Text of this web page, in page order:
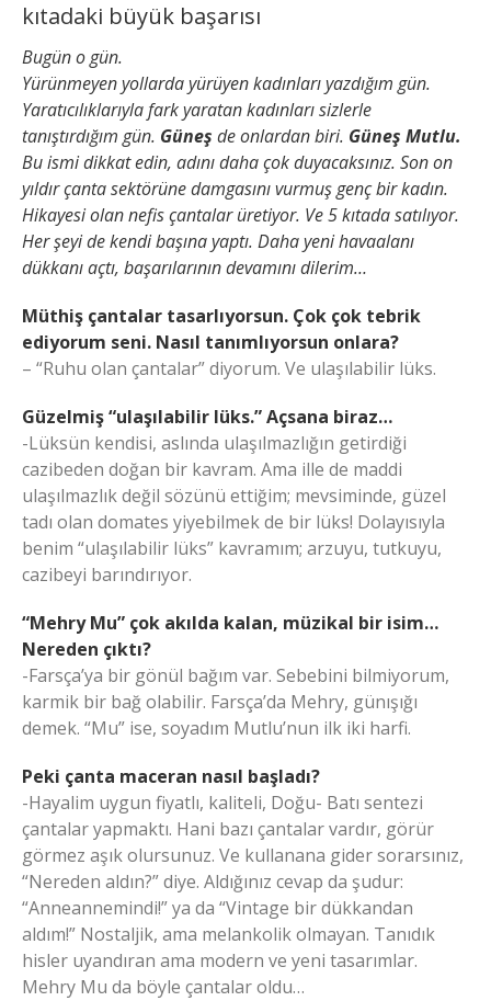
kıtadaki büyük başarısı
Bugün o gün.
Yürünmeyen yollarda yürüyen kadınları yazdığım gün.
Yaratıcılıklarıyla fark yaratan kadınları sizlerle
tanıştırdığım gün. Güneş de onlardan biri. Güneş Mutlu.
Bu ismi dikkat edin, adını daha çok duyacaksınız. Son on
yıldır çanta sektörüne damgasını vurmuş genç bir kadın.
Hikayesi olan nefis çantalar üretiyor. Ve 5 kıtada satılıyor.
Her şeyi de kendi başına yaptı. Daha yeni havaalanı
dükkanı açtı, başarılarının devamını dilerim…
Müthiş çantalar tasarlıyorsun. Çok çok tebrik
ediyorum seni. Nasıl tanımlıyorsun onlara?
– “Ruhu olan çantalar” diyorum. Ve ulaşılabilir lüks.
Güzelmiş “ulaşılabilir lüks.” Açsana biraz…
-Lüksün kendisi, aslında ulaşılmazlığın getirdiği
cazibeden doğan bir kavram. Ama ille de maddi
ulaşılmazlık değil sözünü ettiğim; mevsiminde, güzel
tadı olan domates yiyebilmek de bir lüks! Dolayısıyla
benim “ulaşılabilir lüks” kavramım; arzuyu, tutkuyu,
cazibeyi barındırıyor.
“Mehry Mu” çok akılda kalan, müzikal bir isim…
Nereden çıktı?
-Farsça’ya bir gönül bağım var. Sebebini bilmiyorum,
karmik bir bağ olabilir. Farsça’da Mehry, günışığı
demek. “Mu” ise, soyadım Mutlu’nun ilk iki harfi.
Peki çanta maceran nasıl başladı?
-Hayalim uygun fiyatlı, kaliteli, Doğu- Batı sentezi
çantalar yapmaktı. Hani bazı çantalar vardır, görür
görmez aşık olursunuz. Ve kullanana gider sorarsınız,
“Nereden aldın?” diye. Aldığınız cevap da şudur:
“Anneannemindi!” ya da “Vintage bir dükkandan
aldım!” Nostaljik, ama melankolik olmayan. Tanıdık
hisler uyandıran ama modern ve yeni tasarımlar.
Mehry Mu da böyle çantalar oldu…